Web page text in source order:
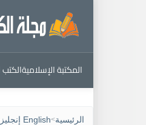
المكتبة الإسلاميةالكتب
الرئيسية>English إنجليزي